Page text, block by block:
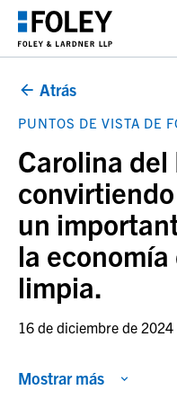
Atrás
PUNTOS DE VISTA DE
Carolina del
un
la
limpia.
16 de diciembre de 2024
Mostrar más